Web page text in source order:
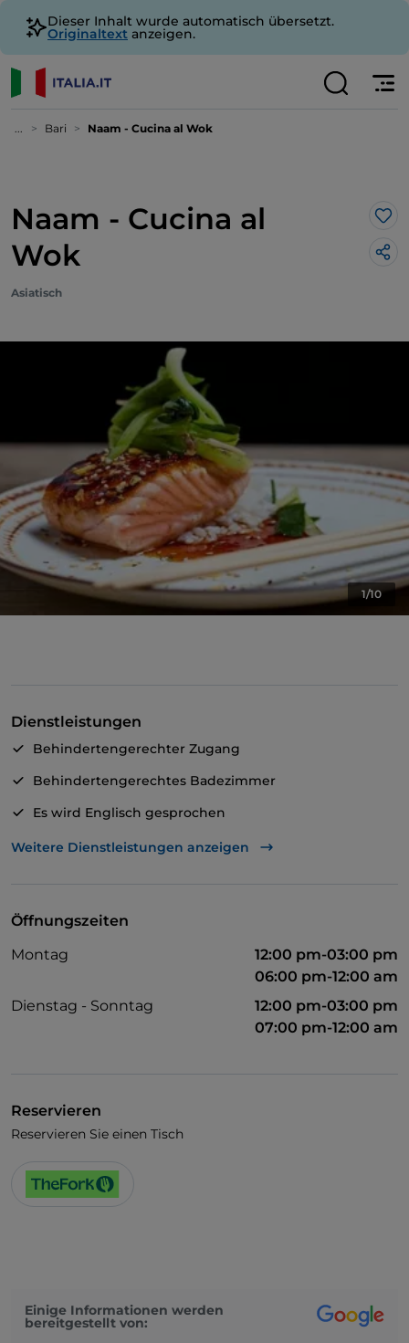
Dieser Inhalt wurde automatisch übersetzt.
Originaltext anzeigen.
... Bari Naam - Cucina al Wok
Naam - Cucina al
Wok
Asiatisch
1/10
Dienstleistungen
Behindertengerechter Zugang
Behindertengerechtes Badezimmer
Es wird Englisch gesprochen
WLAN
Weitere Dienstleistungen anzeigen
Öffnungszeiten
Montag
12:00 pm-03:00 pm
06:00 pm-12:00 am
Dienstag - Sonntag
12:00 pm-03:00 pm
07:00 pm-12:00 am
Reservieren
Reservieren Sie einen Tisch
Einige Informationen werden
bereitgestellt von: